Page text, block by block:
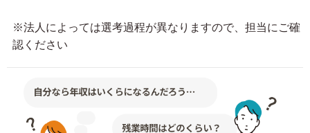
※法人によっては選考過程が異なりますので、担当にご確
認ください